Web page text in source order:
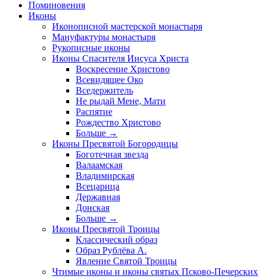
Поминовения
Иконы
Иконописной мастерской монастыря
Мануфактуры монастыря
Рукописные иконы
Иконы Спасителя Иисуса Христа
Воскресение Христово
Всевидящее Око
Вседержитель
Не рыдай Мене, Мати
Распятие
Рождество Христово
Больше →
Иконы Пресвятой Богородицы
Боготечная звезда
Валаамская
Владимирская
Всецарица
Державная
Донская
Больше →
Иконы Пресвятой Троицы
Классический образ
Образ Рублёва А.
Явление Святой Троицы
Чтимые иконы и иконы святых Псково-Печерских